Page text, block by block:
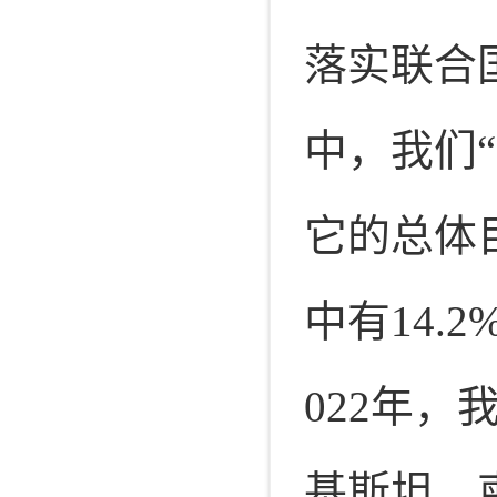
落实联合
中，我们 “
它的总体
中有
022年，